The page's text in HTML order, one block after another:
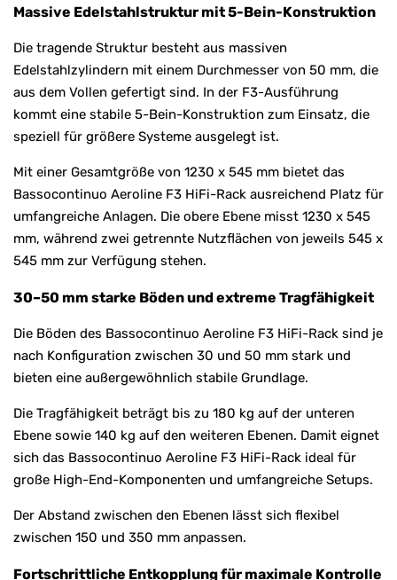
Massive Edelstahlstruktur mit 5-Bein-Konstruktion
Die tragende Struktur besteht aus massiven
Edelstahlzylindern mit einem Durchmesser von 50 mm, die
aus dem Vollen gefertigt sind. In der F3-Ausführung
kommt eine stabile 5-Bein-Konstruktion zum Einsatz, die
speziell für größere Systeme ausgelegt ist.
Mit einer Gesamtgröße von 1230 x 545 mm bietet das
Bassocontinuo Aeroline F3 HiFi-Rack ausreichend Platz für
umfangreiche Anlagen. Die obere Ebene misst 1230 x 545
mm, während zwei getrennte Nutzflächen von jeweils 545 x
545 mm zur Verfügung stehen.
30–50 mm starke Böden und extreme Tragfähigkeit
Die Böden des Bassocontinuo Aeroline F3 HiFi-Rack sind je
nach Konfiguration zwischen 30 und 50 mm stark und
bieten eine außergewöhnlich stabile Grundlage.
Die Tragfähigkeit beträgt bis zu 180 kg auf der unteren
Ebene sowie 140 kg auf den weiteren Ebenen. Damit eignet
sich das Bassocontinuo Aeroline F3 HiFi-Rack ideal für
große High-End-Komponenten und umfangreiche Setups.
Der Abstand zwischen den Ebenen lässt sich flexibel
zwischen 150 und 350 mm anpassen.
Fortschrittliche Entkopplung für maximale Kontrolle